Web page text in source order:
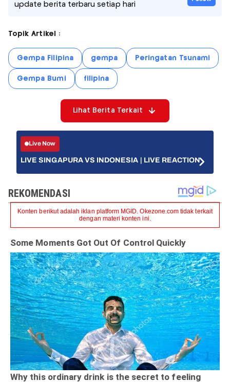
update berita terbaru setiap hari
Topik Artikel :
Gempa Filipina gempa Peringatan Tsunami
Gempa Bumi filipina
Lihat Berita Terkait
Live Now
LIVE SINGAPURA VS INDONESIA | LIVE REACTION